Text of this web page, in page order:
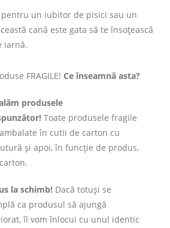
pentru un iubitor de pisici sau un
cană este gata să te însoțească
iarnă.
FRAGILE! Ce înseamnă asta?
produsele
Toate produsele fragile
în cutii de carton cu
și apoi, în funcție de produs,
la schimb! Dacă totuși se
ca produsul să ajungă
îl vom înlocui cu unul identic